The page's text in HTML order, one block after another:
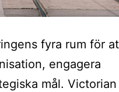
fyra rum för
engagera
mål. Victorian